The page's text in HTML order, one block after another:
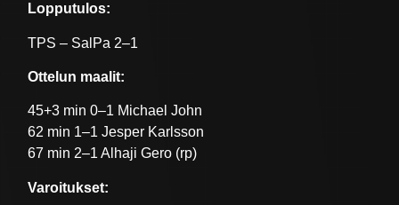
Lopputulos:
TPS – SalPa 2–1
Ottelun maalit:
45+3 min 0–1 Michael John
62 min 1–1 Jesper Karlsson
67 min 2–1 Alhaji Gero (rp)
Varoitukset: